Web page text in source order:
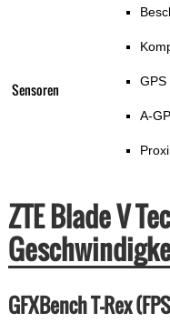
Sensoren GPS
A-
ZTE Blade V
GFXBench T-Rex